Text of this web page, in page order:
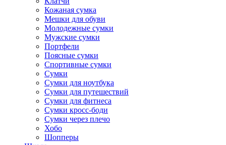
Кожаная сумка
Мешки для обуви
Молодежные сумки
Мужские сумки
Портфели
Поясные сумки
Спортивные сумки
Сумки
Сумки для ноутбука
Сумки для путешествий
Сумки для фитнеса
Сумки кросс-боди
Сумки через плечо
Хобо
Шопперы